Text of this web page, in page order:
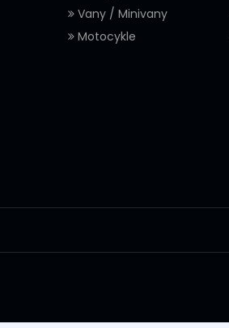
Vany / Minivany
Motocykle